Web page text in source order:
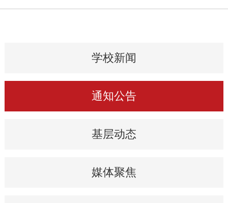
学校新闻
通知公告
基层动态
媒体聚焦